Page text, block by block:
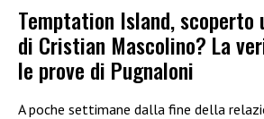
Temptation Island, scoperto
di Cristian Mascolino? La
le prove di Pugnaloni
A poche settimane dalla fine della